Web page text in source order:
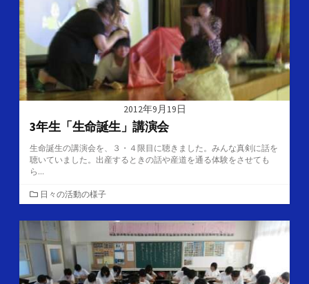
2012年9月19日
3年生「生命誕生」講演会
生命誕生の講演会を、３・４限目に聴きました。みんな真剣に話を
聴いていました。出産するときの話や産道を通る体験をさせても
ら...
カ
テ
ゴ
リ
ー
日々の活動の様子